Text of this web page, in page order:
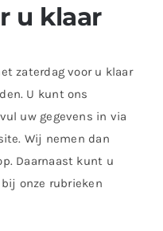
u klaar
zaterdag voor u klaar
U kunt ons
uw gegevens in via
Wij nemen dan
Daarnaast kunt u
onze rubrieken